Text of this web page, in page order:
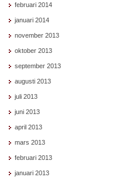
februari 2014
januari 2014
november 2013
oktober 2013
september 2013
augusti 2013
juli 2013
juni 2013
april 2013
mars 2013
februari 2013
januari 2013